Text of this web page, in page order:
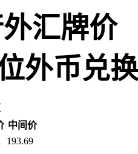
汇牌价
外币兑
中间价
193.69